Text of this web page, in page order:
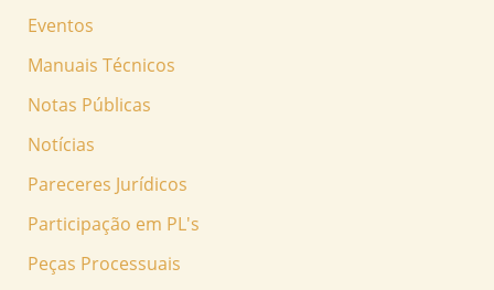
Eventos
Manuais Técnicos
Notas Públicas
Notícias
Pareceres Jurídicos
Participação em PL's
Peças Processuais